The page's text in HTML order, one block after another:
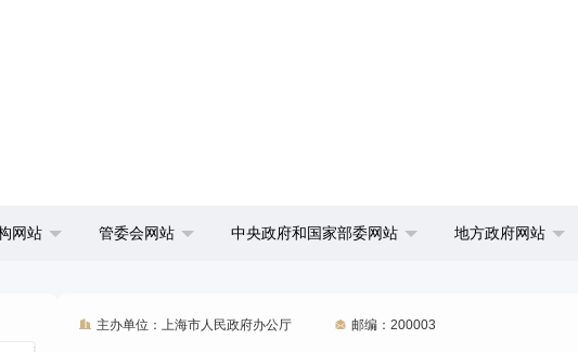
网站 管委会网站 中央政府和国家部委网站 地方政府网站
主办单位：上海市人民政府办公厅 邮编：200003